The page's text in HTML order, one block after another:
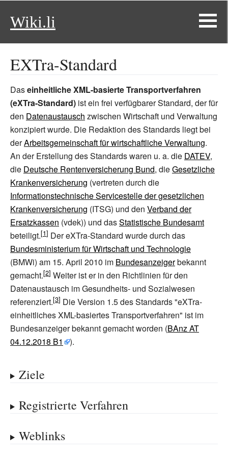
Wiki.li
EXTra-Standard
Daseinheitliche XML-basierte Transportverfahren
(eXTra-Standard) ist ein frei verfügbarer Standard, der für
den Datenaustausch zwischen Wirtschaft und Verwaltung
konzipiert wurde. Die Redaktion des Standards liegt bei
derArbeitsgemeinschaft für wirtschaftliche Verwaltung.
An der Erstellung des Standards waren u. a. die DATEV,
die Deutsche Rentenversicherung Bund, dieGesetzliche
Krankenversicherung (vertreten durch die
Informationstechnische Servicestelle der gesetzlichen
Krankenversicherung (ITSG) und den Verband der
Ersatzkassen (vdek)) und dasStatistische Bundesamt
beteiligt.
Der eXTra-Standard wurde durch das
Bundesministerium für Wirtschaft und Technologie
(BMWi) am 15. April 2010 im Bundesanzeigerbekannt
gemacht.
Weiter ist er in den Richtlinien für den
Datenaustausch im Gesundheits- und Sozialwesen
referenziert.
Die Version 1.5 des Standards "eXTra-
einheitliches XML-basiertes Transportverfahren" ist im
Bundesanzeiger bekannt gemacht worden (BAnz AT
04.12.2018 B1
).
Ziele
Registrierte Verfahren
Weblinks